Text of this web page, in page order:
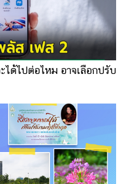
ด้ไปต่อไหม อาจเลือกปรับ